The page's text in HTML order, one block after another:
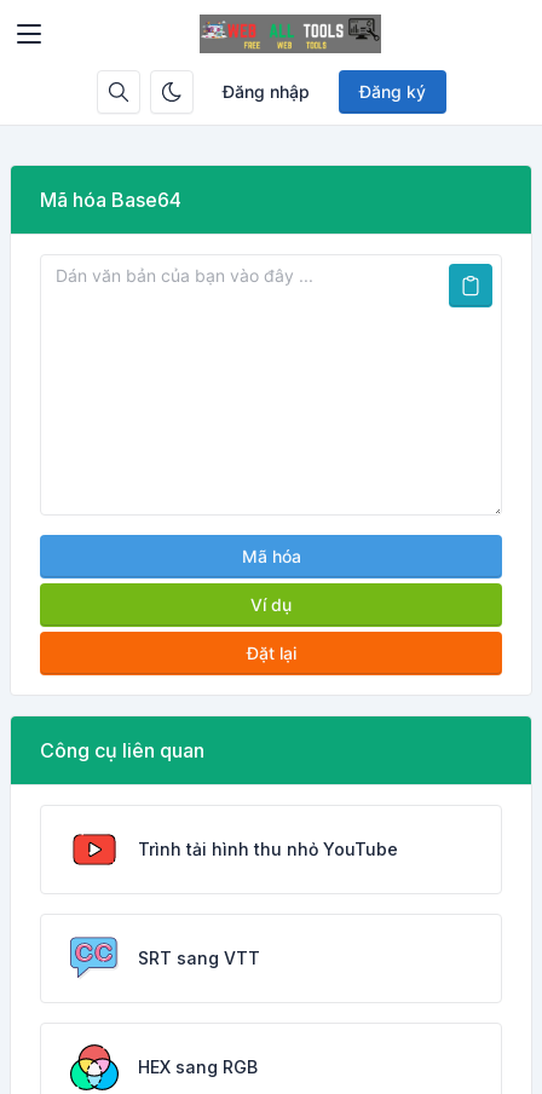
Đăng nhập Đăng ký
Mã hóa Base64
Mã hóa
Ví dụ
Đặt lại
Công cụ liên quan
Trình tải hình thu nhỏ YouTube
SRT sang VTT
HEX sang RGB